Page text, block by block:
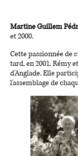
Martine Guillem
et 2000.
Cette passionnée de
tard, en 2001, Rémy
d'Anglade. Elle
l'assemblage de